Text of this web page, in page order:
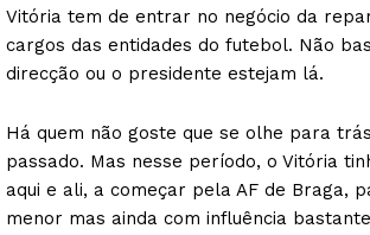
Vitória tem de entrar no negócio da
cargos das entidades do futebol. Não
direcção ou o presidente estejam lá.
Há quem não goste que se olhe para
passado. Mas nesse período, o Vitória
aqui e ali, a começar pela AF de Braga,
menor mas ainda com influência